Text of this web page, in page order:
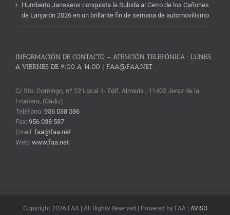
Humberto Janssens conquista la Subida al Cerro de los Cañones
de Lanjarón 2026 en un brillante fin de semana de automovilismo
INFORMACIÓN DE CONTACTO – ATENCIÓN TELEFÓNICA : LUNES
A VIERNES DE 9:00 A 14:00 | FAA@FAA.NET
C/ Sto. Domingo, nº 22 Local 1- Edif. Almería , 11402 Jerez de la
Frontera, (Cádiz)
Teléfono: 956 038 586
Fax: 956 038 587
Email: faa@faa.net
Web: www.faa.net
Copyright 2026 FAA | All Rights Reserved | Powered by FAA | AVISO